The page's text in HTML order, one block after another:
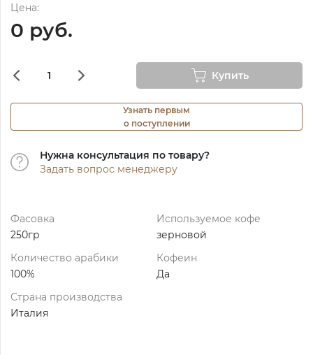
Цена:
0 руб.
Купить
Узнать первым
о поступлении
Нужна консультация по товару?
Задать вопрос менеджеру
Фасовка
250гр
Используемое кофе
зерновой
Количество арабики
100%
Кофеин
Да
Страна производства
Италия